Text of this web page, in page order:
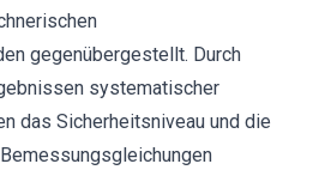
gegenübergestellt. Durch
systematischer
das Sicherheitsniveau und die